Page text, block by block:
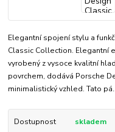
Elegantní spojení stylu a
Classic Collection. Elegantní
vyrobený z vysoce kvalitní
povrchem, dodává Porsche
minimalistický vzhled. Tato
Dostupnost skladem